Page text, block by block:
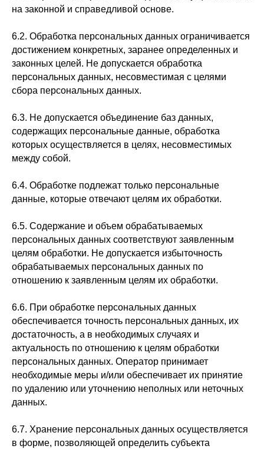
на законной и справедливой основе.
6.2. Обработка персональных данных ограничивается
достижением конкретных, заранее определенных и
законных целей. Не допускается обработка
персональных данных, несовместимая с целями
сбора персональных данных.
6.3. Не допускается объединение баз данных,
содержащих персональные данные, обработка
которых осуществляется в целях, несовместимых
между собой.
6.4. Обработке подлежат только персональные
данные, которые отвечают целям их обработки.
6.5. Содержание и объем обрабатываемых
персональных данных соответствуют заявленным
целям обработки. Не допускается избыточность
обрабатываемых персональных данных по
отношению к заявленным целям их обработки.
6.6. При обработке персональных данных
обеспечивается точность персональных данных, их
достаточность, а в необходимых случаях и
актуальность по отношению к целям обработки
персональных данных. Оператор принимает
необходимые меры и/или обеспечивает их принятие
по удалению или уточнению неполных или неточных
данных.
6.7. Хранение персональных данных осуществляется
в форме, позволяющей определить субъекта